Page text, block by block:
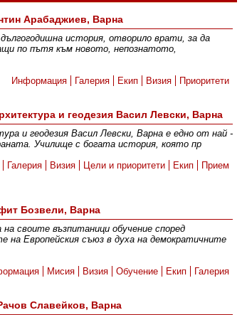
Арабаджиев, Варна
история, отворило врати, за да
по пътя към новото, непознатото,
Информация
Галерия Екип Визия Приоритети
и геодезия Васил Левски, Варна
и геодезия Васил Левски, Варна е едно от най -
Училище с богата история, която пр
Галерия Визия Цели и приоритети Екип Прием
Бозвели, Варна
своите възпитаници обучение според
на Европейския съюз в духа на демократичните
Мисия Визия Обучение Екип Галерия
Славейков, Варна